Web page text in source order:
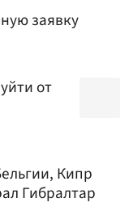
заявку
от
Кипр
Гибралтар